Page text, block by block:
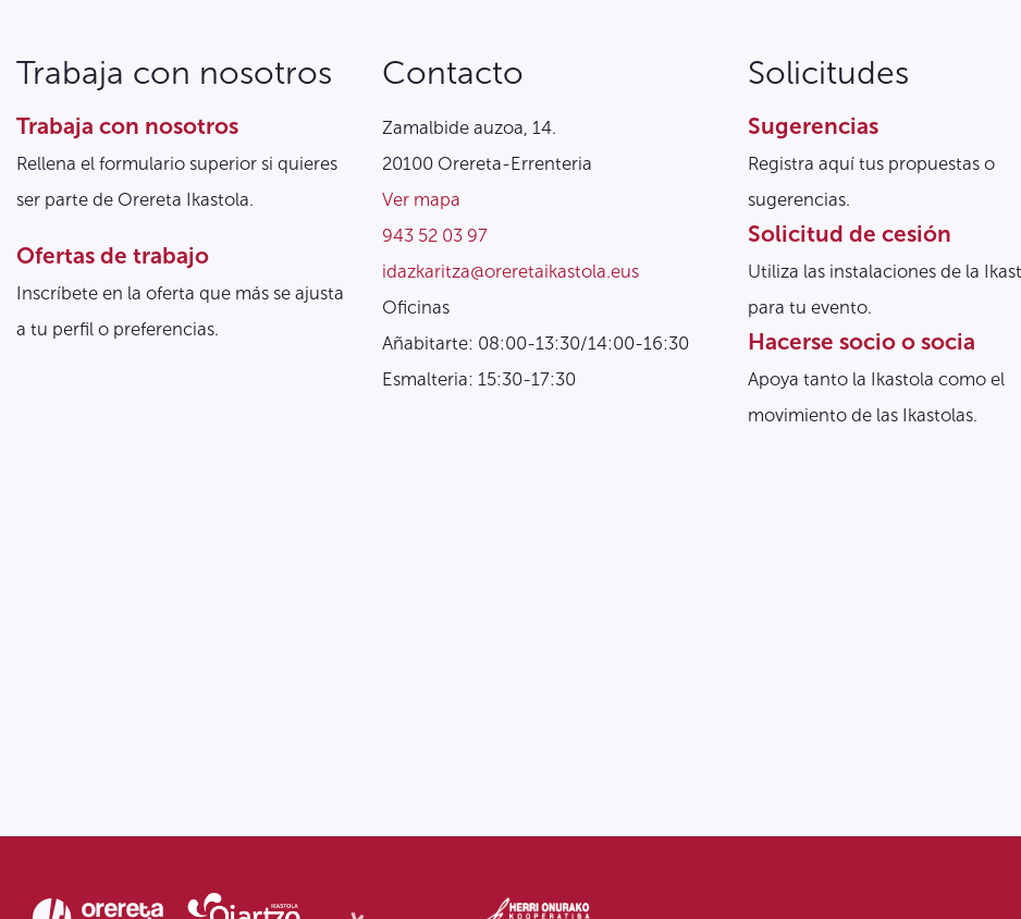
Trabaja con nosotros
Trabaja con nosotros
Rellena el formulario superior si quieres
ser parte de Orereta Ikastola.
Ofertas de trabajo
Inscríbete en la oferta que más se ajusta
a tu perfil o preferencias.
Contacto
Zamalbide auzoa, 14.
20100 Orereta-Errenteria
Ver mapa
943 52 03 97
idazkaritza@oreretaikastola.eus
Oficinas
Añabitarte: 08:00-13:30/14:00-16:30
Esmalteria: 15:30-17:30
Solicitudes
Sugerencias
Registra aquí tus propuestas o
sugerencias.
Solicitud de cesión
Utiliza las instalaciones de la
para tu evento.
Hacerse socio o socia
Apoya tanto la Ikastola como el
movimiento de las Ikastolas.